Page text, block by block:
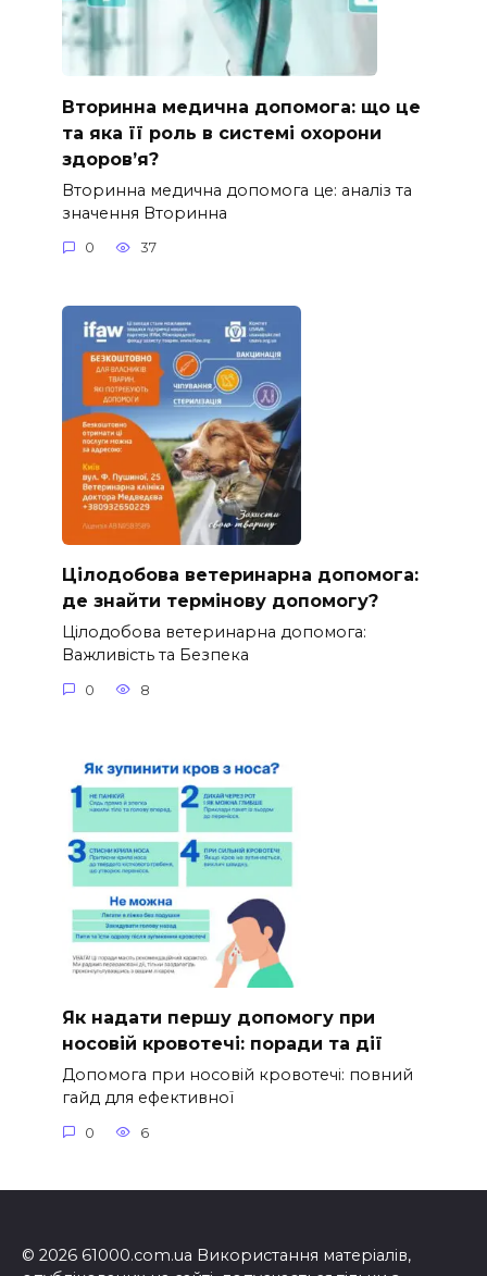
Вторинна медична допомога: що це
та яка її роль в системі охорони
здоров’я?
Вторинна медична допомога це: аналіз та
значення Вторинна
0 37
Цілодобова ветеринарна допомога:
де знайти термінову допомогу?
Цілодобова ветеринарна допомога:
Важливість та Безпека
0 8
Як надати першу допомогу при
носовій кровотечі: поради та дії
Допомога при носовій кровотечі: повний
гайд для ефективної
0 6
© 2026 61000.com.ua Використання матеріалів,